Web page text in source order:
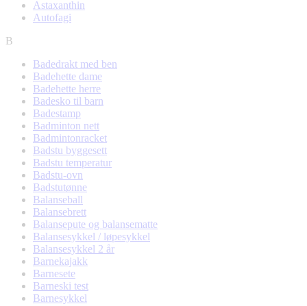
Astaxanthin
Autofagi
B
Badedrakt med ben
Badehette dame
Badehette herre
Badesko til barn
Badestamp
Badminton nett
Badmintonracket
Badstu byggesett
Badstu temperatur
Badstu-ovn
Badstutønne
Balanseball
Balansebrett
Balansepute og balansematte
Balansesykkel / løpesykkel
Balansesykkel 2 år
Barnekajakk
Barnesete
Barneski test
Barnesykkel